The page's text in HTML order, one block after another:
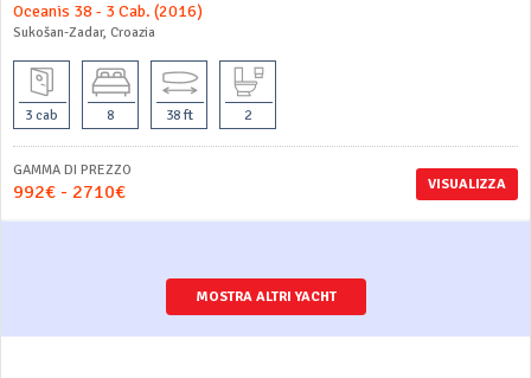
Oceanis 38 - 3 Cab. (2016)
Sukošan-Zadar, Croazia
3 cab 8 38 ft 2
VISUALIZZA
GAMMA DI PREZZO
992€ - 2710€
MOSTRA ALTRI YACHT